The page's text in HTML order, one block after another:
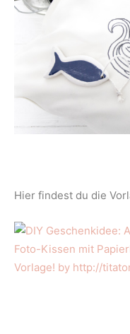
Hier findest du die